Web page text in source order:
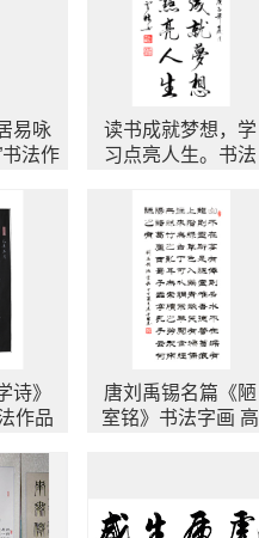
易咏
书法作
读书成就梦想，学
习点亮人生。书法
人生行书图片
诗》
作品
唐刘禹锡名篇《陋
室铭》书法字画 高